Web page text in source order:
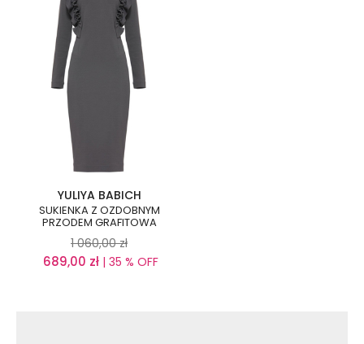
YULIYA BABICH
SUKIENKA Z OZDOBNYM
PRZODEM GRAFITOWA
1 060,00 zł
689,00 zł| 35 % OFF